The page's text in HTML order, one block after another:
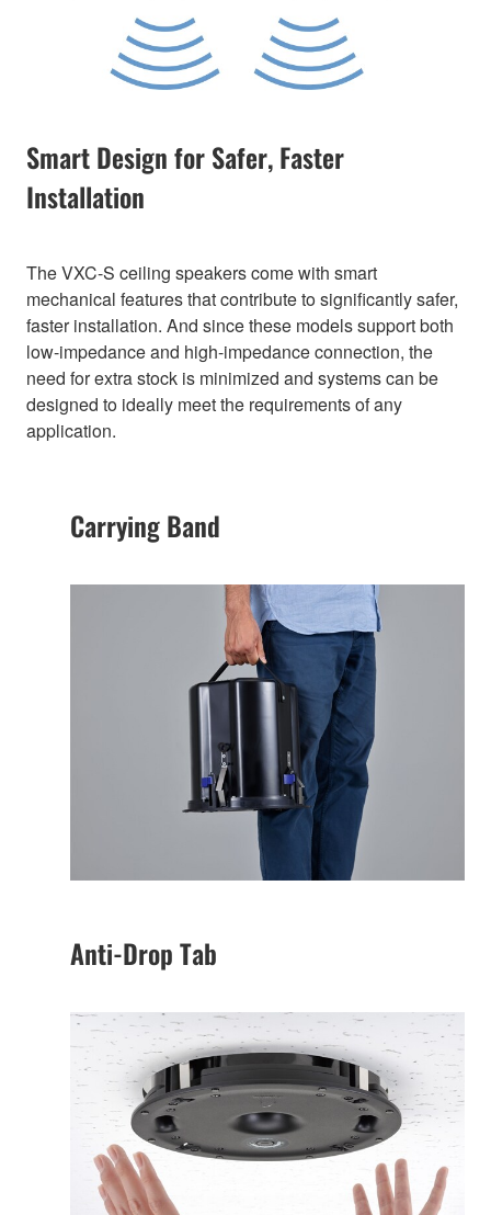
Smart Design for Safer, Faster
Installation
The VXC-S ceiling speakers come with smart
mechanical features that contribute to significantly safer,
faster installation. And since these models support both
low-impedance and high-impedance connection, the
need for extra stock is minimized and systems can be
designed to ideally meet the requirements of any
application.
Carrying Band
Anti-Drop Tab